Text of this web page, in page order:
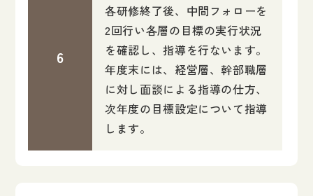
各研修終了後、中間フォローを
2回行い各層の目標の実行状況
を確認し、指導を行ないます。
年度末には、経営層、幹部職層
に対し面談による指導の仕方、
次年度の目標設定について指導
します。